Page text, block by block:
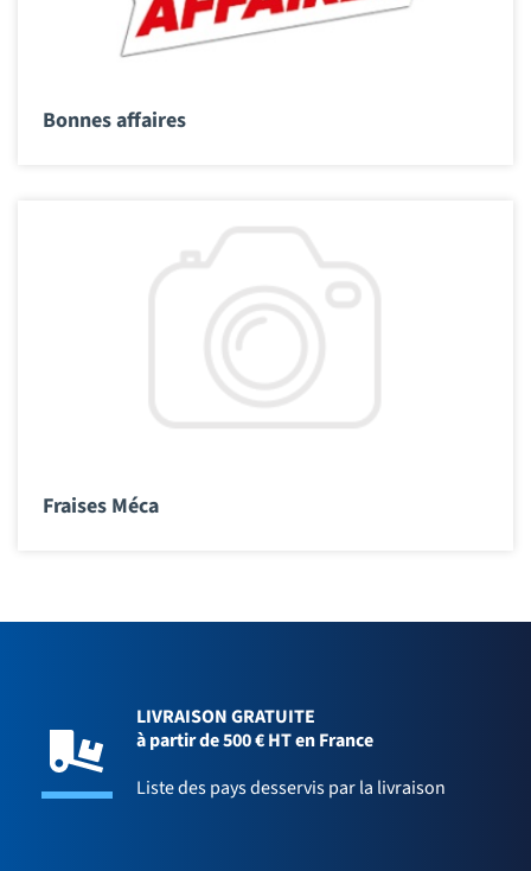
Bonnes affaires
Fraises Méca
LIVRAISON GRATUITE
à partir de 500 € HT en France
Liste des pays desservis par la livraison